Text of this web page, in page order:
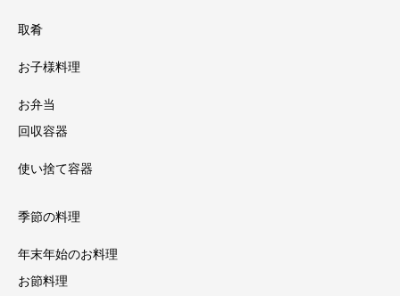
取肴
お子様料理
お弁当
回収容器
使い捨て容器
季節の料理
年末年始のお料理
お節料理